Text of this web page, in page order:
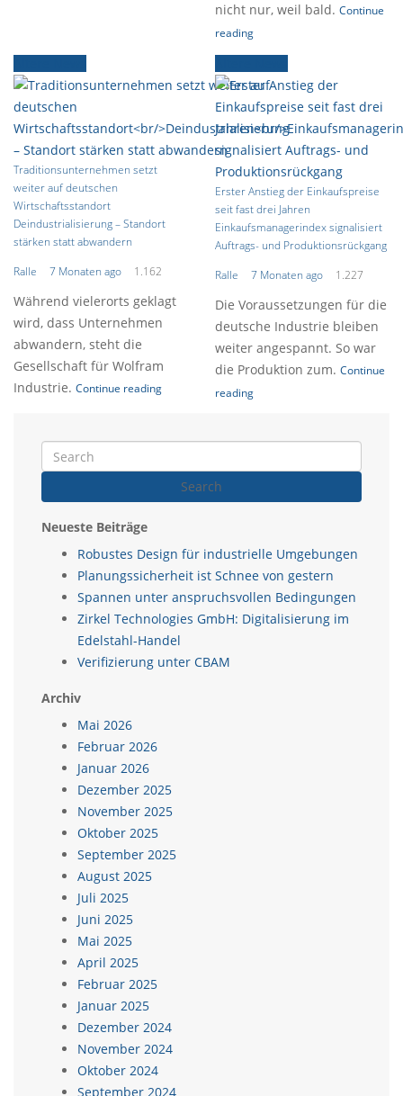
nicht nur, weil bald. Continue
reading
Traditionsunternehmen setzt
weiter auf deutschen
Wirtschaftsstandort
Deindustrialisierung – Standort
stärken statt abwandern
Ralle
7 Monaten ago 1.162
Während vielerorts geklagt
wird, dass Unternehmen
abwandern, steht die
Gesellschaft für Wolfram
Industrie. Continue reading
Erster Anstieg der Einkaufspreise
seit fast drei Jahren
Einkaufsmanagerindex signalisiert
Auftrags- und Produktionsrückgang
Ralle
7 Monaten ago 1.227
Die Voraussetzungen für die
deutsche Industrie bleiben
weiter angespannt. So war
die Produktion zum. Continue
reading
Search
Neueste Beiträge
Robustes Design für industrielle Umgebungen
Planungssicherheit ist Schnee von gestern
Spannen unter anspruchsvollen Bedingungen
Zirkel Technologies GmbH: Digitalisierung im
Edelstahl-Handel
Verifizierung unter CBAM
Archiv
Mai 2026
Februar 2026
Januar 2026
Dezember 2025
November 2025
Oktober 2025
September 2025
August 2025
Juli 2025
Juni 2025
Mai 2025
April 2025
Februar 2025
Januar 2025
Dezember 2024
November 2024
Oktober 2024
September 2024